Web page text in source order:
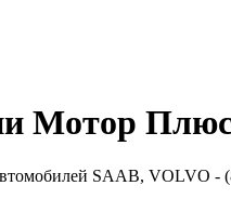
Мотор Плюс
SAAB, VOLVO -